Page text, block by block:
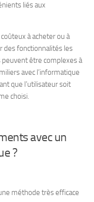
liés aux
à acheter ou à
des fonctionnalités les
peuvent être complexes à
avec l’informatique
que l’utilisateur soit
choisi.
avec un
?
méthode très efficace